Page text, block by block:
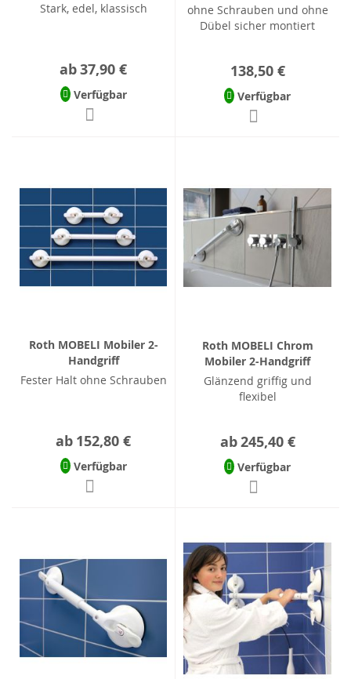
Stark, edel, klassisch
ab37,90 €
Verfügbar
ohne Schrauben und ohne
Dübel sicher montiert
138,50 €
Verfügbar
Roth MOBELI Mobiler 2-
Handgriff
Fester Halt ohne Schrauben
ab 152,80 €
Verfügbar
Roth MOBELI Chrom
Mobiler 2-Handgriff
Glänzend griffig und
flexibel
ab245,40 €
Verfügbar